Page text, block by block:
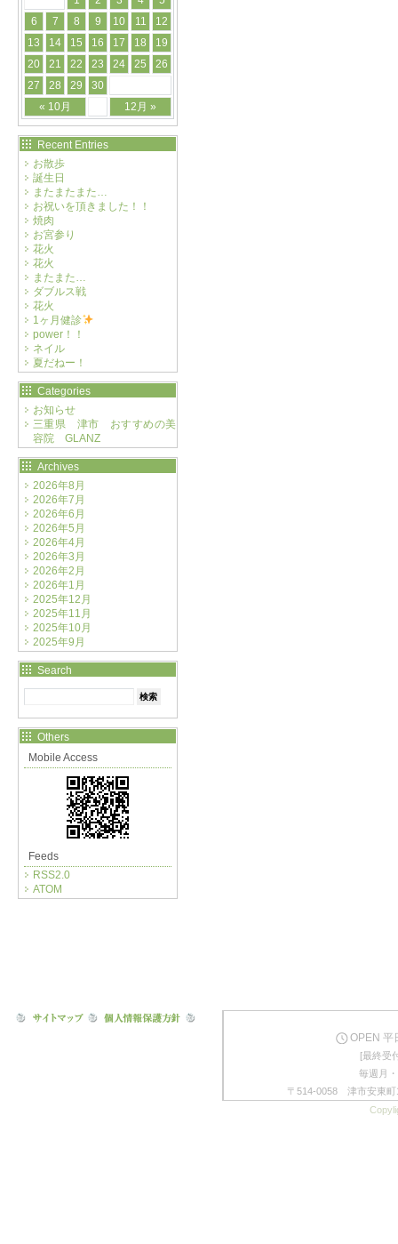
« 10月 12月 »
6
7 8 9 10 11
12
13
14 15 16 17 18
19
20
21 22 23 24 25
26
27
28 29 30
Recent Entries
お散歩
誕生日
またまたまた…
お祝いを頂きました！！
焼肉
お宮参り
花火
花火
またまた…
ダブルス戦
花火
1ヶ月健診
power！！
ネイル
夏だねー！
Categories
お知らせ
三重県 津市 おすすめの美
容院 GLANZ
Archives
2026年8月
2026年7月
2026年6月
2026年5月
2026年4月
2026年3月
2026年2月
2026年1月
2025年12月
2025年11月
2025年10月
2025年9月
Search
Others
Mobile Access
Feeds
RSS2.0
ATOM
OPEN
[最終受
毎週月
〒514-0058 津市安東町